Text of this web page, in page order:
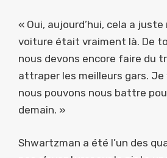
« Oui, aujourd’hui, cela a
voiture était vraiment là. De
nous devons encore faire du
attraper les meilleurs gars. Je
nous pouvons nous battre
demain. »
Shwartzman a été l’un des